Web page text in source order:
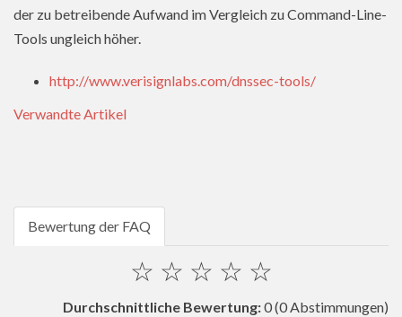
der zu betreibende Aufwand im Vergleich zu Command-Line-
Tools ungleich höher.
http://www.verisignlabs.com/dnssec-tools/
Verwandte Artikel
Bewertung der FAQ
☆
☆
☆
☆
☆
Durchschnittliche Bewertung:0(0 Abstimmungen)